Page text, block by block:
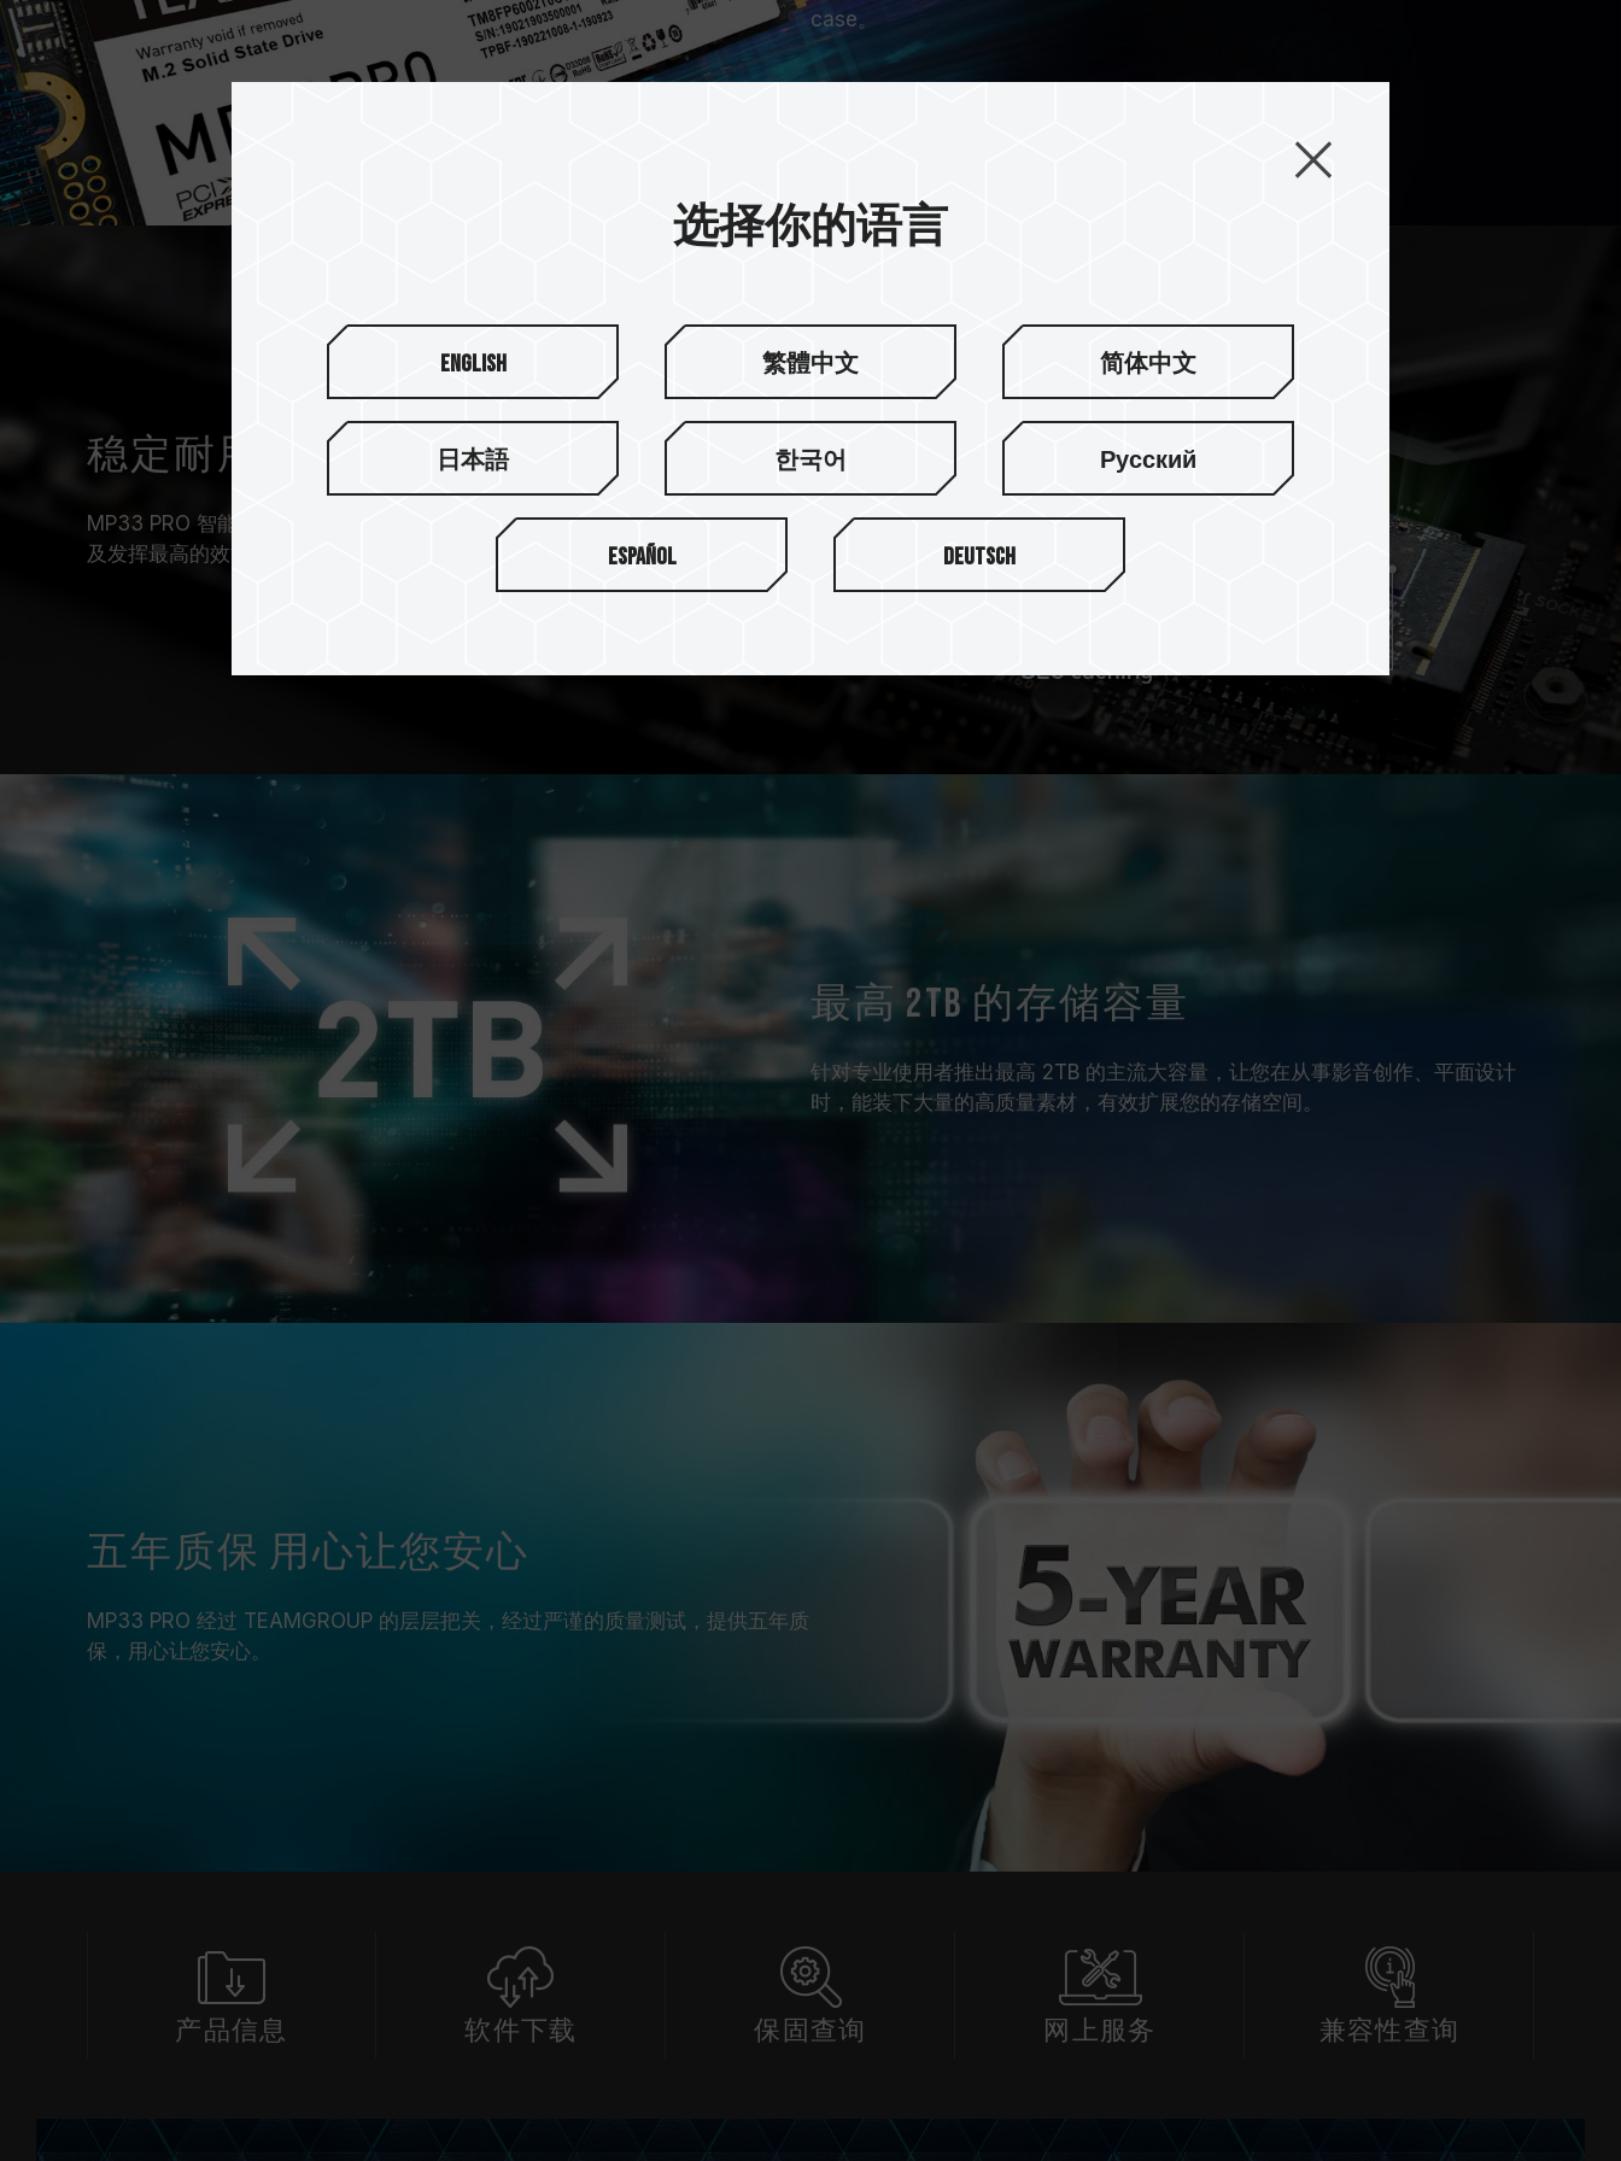
case。
稳定耐用 - 不只快还更可靠
MP33 PRO 智能算法管理机制，可帮助确保运作效率，提升固态硬盘使用寿命
及发挥最高的效能，是可靠又值得信赖的数据存储选择。
最高 2TB 的存储容量
针对专业使用者推出最高 2TB 的主流大容量，让您在从事影音创作、平面设计
时，能装下大量的高质量素材，有效扩展您的存储空间。
五年质保 用心让您安心
MP33 PRO 经过 TEAMGROUP 的层层把关，经过严谨的质量测试，提供五年质
保，用心让您安心。
产品信息 软件下载 保固查询 网上服务 兼容性查询
选择你的语言
English 繁體中文 简体中文
日本語 한국어 Русский
Español Deutsch